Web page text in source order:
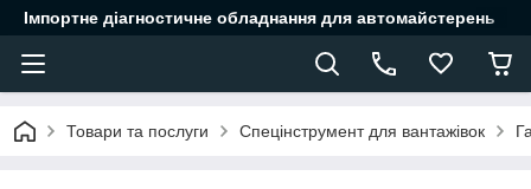
Імпортне діагностичне обладнання для автомайстерень
Товари та послуги Спецінструмент для вантажівок